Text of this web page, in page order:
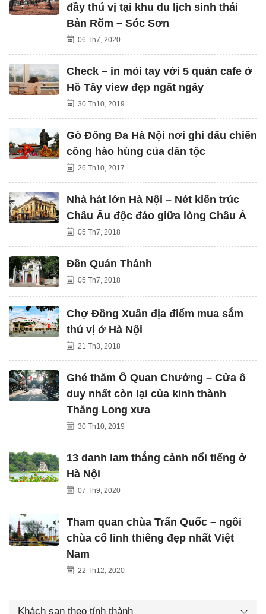
đầy thú vị tại khu du lịch sinh thái
Bản Rõm – Sóc Sơn
06 Th7, 2020
Check – in mỏi tay với 5 quán cafe ở
Hồ Tây view đẹp ngất ngây
30 Th10, 2019
Gò Đống Đa Hà Nội nơi ghi dấu chiến
công hào hùng của dân tộc
26 Th10, 2017
Nhà hát lớn Hà Nội – Nét kiến trúc
Châu Âu độc đáo giữa lòng Châu Á
05 Th7, 2018
Đền Quán Thánh
05 Th7, 2018
Chợ Đồng Xuân địa điểm mua sắm
thú vị ở Hà Nội
21 Th3, 2018
Ghé thăm Ô Quan Chưởng – Cửa ô
duy nhất còn lại của kinh thành
Thăng Long xưa
30 Th10, 2019
13 danh lam thắng cảnh nổi tiếng ở
Hà Nội
07 Th9, 2020
Tham quan chùa Trấn Quốc – ngôi
chùa cổ linh thiêng đẹp nhất Việt
Nam
22 Th12, 2020
Khách sạn theo tỉnh thành